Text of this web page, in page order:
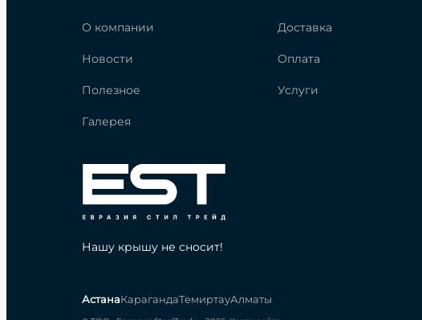
О компании
Новости
Полезное
Галерея
Доставка
Оплата
Услуги
Нашу крышу не сносит!
АстанаКарагандаТемиртауАлматы